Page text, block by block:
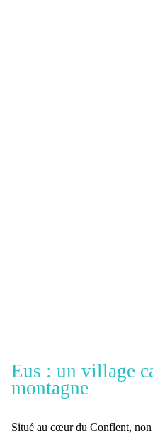
Eus : un village
montagne
Situé au cœur du Conflent,